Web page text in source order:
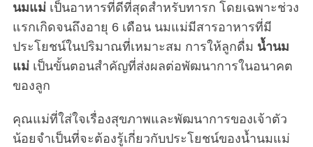
นมแม่เป็นอาหารที่ดีที่สุดสำหรับทารก โดยเฉพาะช่วง
แรกเกิดจนถึงอายุ 6 เดือน นมแม่มีสารอาหารที่มี
ประโยชน์ในปริมาณที่เหมาะสม การให้ลูกดื่ม น้ำนม
แม่เป็นขั้นตอนสำคัญที่ส่งผลต่อพัฒนาการในอนาคต
ของลูก
คุณแม่ที่ใส่ใจเรื่องสุขภาพและพัฒนาการของเจ้าตัว
น้อยจำเป็นที่จะต้องรู้เกี่ยวกับประโยชน์ของน้ำนมแม่